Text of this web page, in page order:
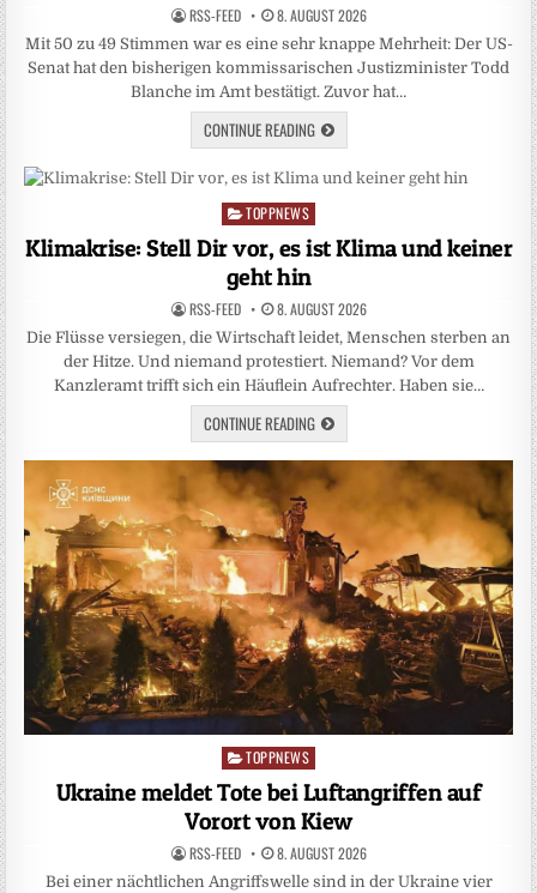
RSS-FEED 8. AUGUST 2026
Mit 50 zu 49 Stimmen war es eine sehr knappe Mehrheit: Der US-
Senat hat den bisherigen kommissarischen Justizminister Todd
Blanche im Amt bestätigt. Zuvor hat…
CONTINUE READING
Posted
TOPPNEWS
Klimakrise: Stell Dir vor, es ist Klima und keiner
geht hin
RSS-FEED 8. AUGUST 2026
Die Flüsse versiegen, die Wirtschaft leidet, Menschen sterben an
der Hitze. Und niemand protestiert. Niemand? Vor dem
Kanzleramt trifft sich ein Häuflein Aufrechter. Haben sie…
CONTINUE READING
Posted
in
TOPPNEWS
Ukraine meldet Tote bei Luftangriffen auf
Vorort von Kiew
RSS-FEED 8. AUGUST 2026
Bei einer nächtlichen Angriffswelle sind in der Ukraine vier